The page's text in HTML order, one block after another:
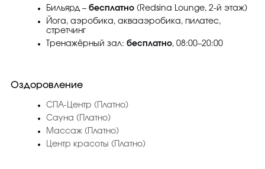
Бильярд – бесплатно (Redsina Lounge, 2-й этаж)
Йога, аэробика, аквааэробика, пилатес,
стретчинг
Тренажёрный зал: бесплатно, 08:00–20:00
Оздоровление
СПА-Центр (Платно)
Сауна (Платно)
Массаж (Платно)
Центр красоты (Платно)